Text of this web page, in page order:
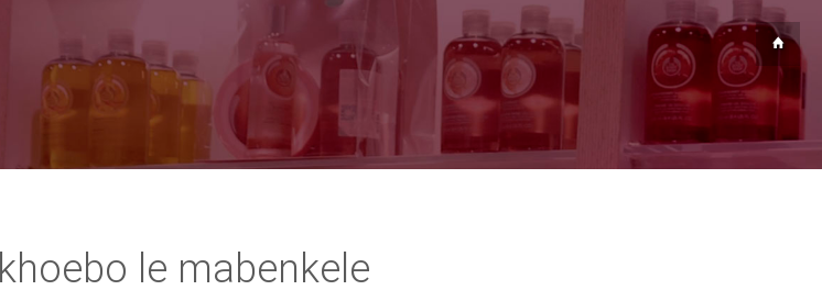
le mabenkele